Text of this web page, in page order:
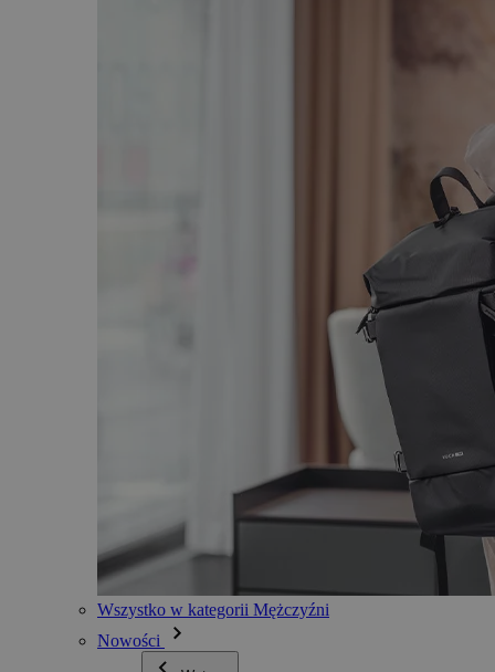
Wszystko w kategorii Mężczyźni
Nowości